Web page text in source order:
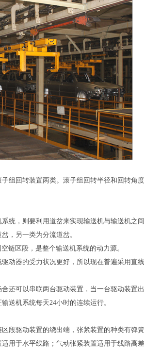
组回转装置两类。滚子组回转半径和回转角
统，则要利用道岔来实现输送机与输送机之
，另一类为分流道岔。
链区段，是整个输送机系统的动力源。
动器的受力状况更好，所以现在普遍采用直
还可以串联两台驱动装置，当一台驱动装置
送机系统每天24小时的连续运行。
段驱动装置的绕出端，张紧装置的种类有弹
用于水平线路；气动张紧装置适用于线路高